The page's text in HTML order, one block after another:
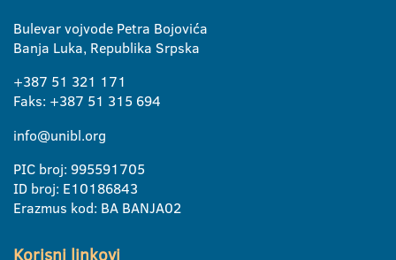
Bulevar vojvode Petra Bojovića
Banja Luka, Republika Srpska
+387 51 321 171
Faks: +387 51 315 694
info@unibl.org
PIC broj: 995591705
ID broj: E10186843
Erazmus kod: BA BANJA02
Korisni linkovi